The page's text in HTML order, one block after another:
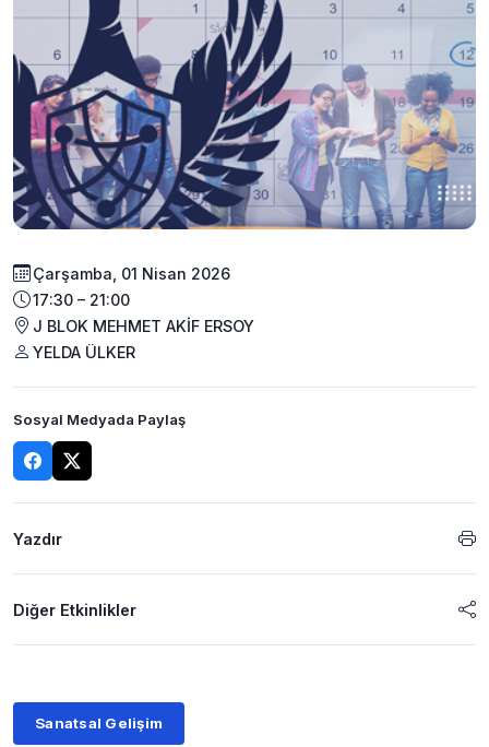
Çarşamba, 01 Nisan 2026
17:30 – 21:00
J BLOK MEHMET AKİF ERSOY
YELDA ÜLKER
Sosyal Medyada Paylaş
Yazdır
Diğer Etkinlikler
Sanatsal Gelişim